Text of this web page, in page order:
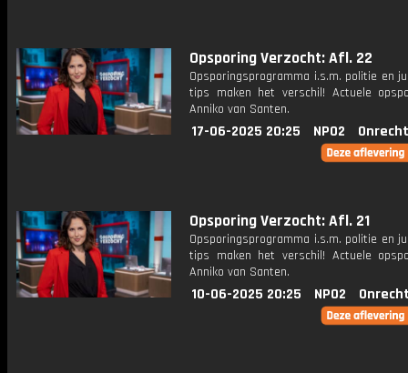
Opsporing Verzocht: Afl. 22
Opsporingsprogramma i.s.m. politie en
tips maken het verschil! Actuele
Anniko van Santen.
17-06-2025 20:25 NPO2
Opsporing Verzocht: Afl. 21
Opsporingsprogramma i.s.m. politie en
tips maken het verschil! Actuele
Anniko van Santen.
10-06-2025 20:25 NPO2